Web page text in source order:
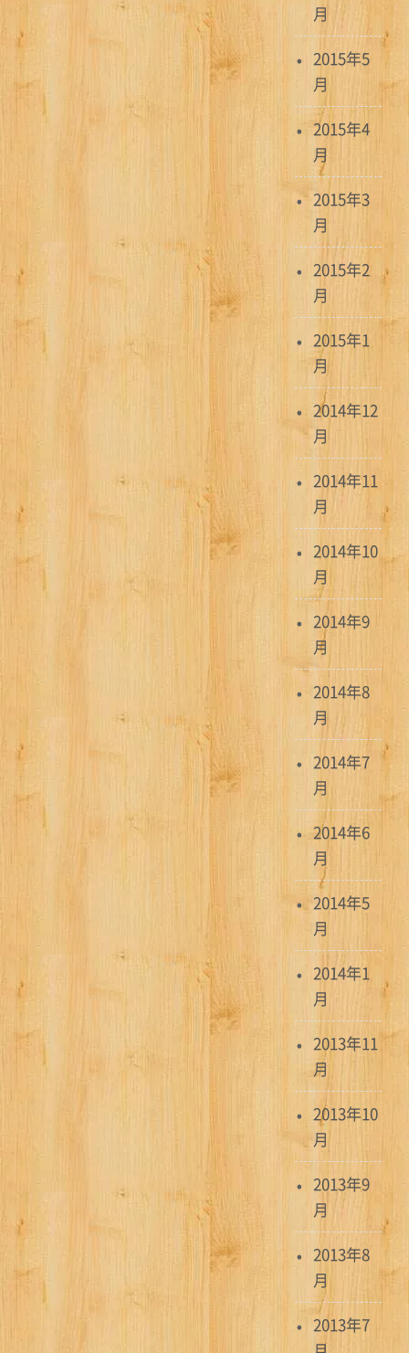
月
2015年5
月
2015年4
月
2015年3
月
2015年2
月
2015年1
月
2014年12
月
2014年11
月
2014年10
月
2014年9
月
2014年8
月
2014年7
月
2014年6
月
2014年5
月
2014年1
月
2013年11
月
2013年10
月
2013年9
月
2013年8
月
2013年7